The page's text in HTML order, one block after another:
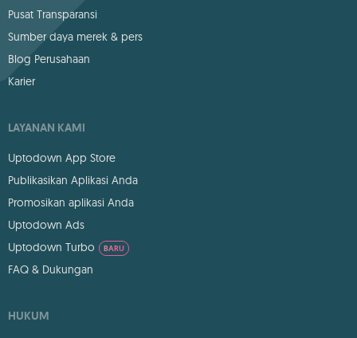
Pusat Transparansi
Sumber daya merek & pers
Blog Perusahaan
Karier
LAYANAN KAMI
Uptodown App Store
Publikasikan Aplikasi Anda
Promosikan aplikasi Anda
Uptodown Ads
Uptodown Turbo
BARU
FAQ & Dukungan
HUKUM